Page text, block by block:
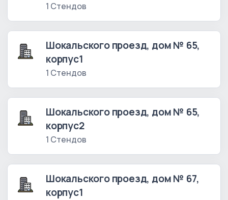
1 Стендов
Шокальского проезд, дом № 65,
корпус1
1 Стендов
Шокальского проезд, дом № 65,
корпус2
1 Стендов
Шокальского проезд, дом № 67,
корпус1